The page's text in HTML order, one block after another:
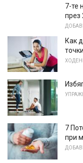
7-те
през
Как
7
при